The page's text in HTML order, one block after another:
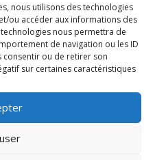
nous utilisons des technologies
ou accéder aux informations des
nous permettra de
de navigation ou les ID
consentir ou de retirer son
sur certaines caractéristiques
du diocèse de